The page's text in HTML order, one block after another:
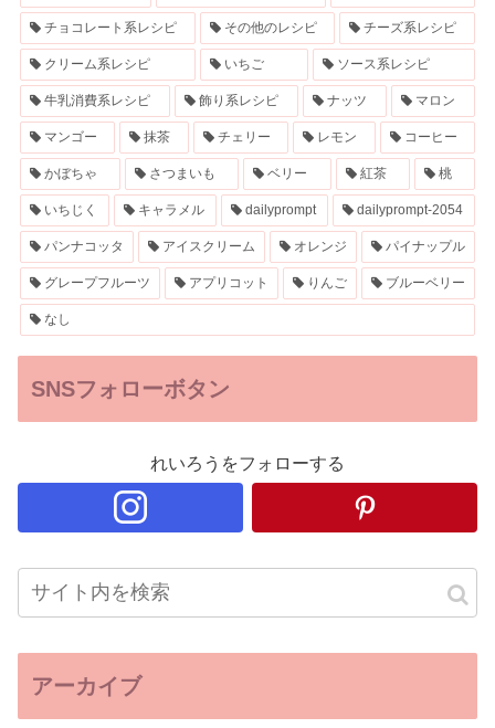
チョコレート系レシピ その他のレシピ チーズ系レシピ
クリーム系レシピ いちご ソース系レシピ
牛乳消費系レシピ 飾り系レシピ ナッツ マロン
マンゴー 抹茶 チェリー レモン コーヒー
かぼちゃ さつまいも ベリー 紅茶 桃
いちじく キャラメル dailyprompt dailyprompt-2054
パンナコッタ アイスクリーム オレンジ パイナップル
グレープフルーツ アプリコット りんご ブルーベリー
なし
SNSフォローボタン
れいろうをフォローする
アーカイブ